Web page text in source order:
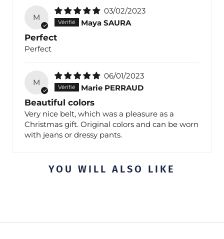
M
03/02/2023
Maya SAURA
Perfect
Perfect
M
06/01/2023
Marie PERRAUD
Beautiful colors
Very nice belt, which was a pleasure as a
Christmas gift. Original colors and can be worn
with jeans or dressy pants.
YOU WILL ALSO LIKE